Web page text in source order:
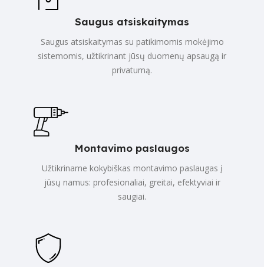
Saugus atsiskaitymas
Saugus atsiskaitymas su patikimomis mokėjimo
sistemomis, užtikrinant jūsų duomenų apsaugą ir
privatumą.
Montavimo paslaugos
Užtikriname kokybiškas montavimo paslaugas į
jūsų namus: profesionaliai, greitai, efektyviai ir
saugiai.